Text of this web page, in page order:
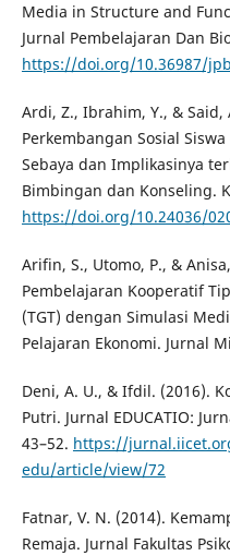
Media in Structure and
Jurnal Pembelajaran Dan
https://doi.org/10.36987/
Ardi, Z., Ibrahim, Y., & Said,
Perkembangan Sosial
Sebaya dan Implikasinya
Bimbingan dan Konseling.
https://doi.org/10.24036/
Arifin, S., Utomo, P., &
Pembelajaran Kooperatif
(TGT) dengan Simulasi
Pelajaran Ekonomi. Jurnal
Deni, A. U., & Ifdil. (2016).
Putri. Jurnal EDUCATIO:
43–52. https://
edu/article/view/72
Fatnar, V. N. (2014).
Remaja. Jurnal Fakultas